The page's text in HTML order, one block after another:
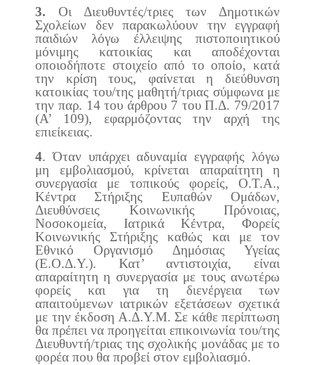
3. Οι Διευθυντές/τριες των Δημοτικών
Σχολείων δεν παρακωλύουν την εγγραφή
παιδιών λόγω έλλειψης πιστοποιητικού
μόνιμης κατοικίας και αποδέχονται
οποιοδήποτε στοιχείο από το οποίο, κατά
την κρίση τους, φαίνεται η διεύθυνση
κατοικίας του/της μαθητή/τριας σύμφωνα με
την παρ. 14 του άρθρου 7 του Π.Δ. 79/2017
(Α’ 109), εφαρμόζοντας την αρχή της
επιείκειας.
4. Όταν υπάρχει αδυναμία εγγραφής λόγω
μη εμβολιασμού, κρίνεται απαραίτητη η
συνεργασία με τοπικούς φορείς, Ο.Τ.Α.,
Κέντρα Στήριξης Ευπαθών Ομάδων,
Διευθύνσεις Κοινωνικής Πρόνοιας,
Νοσοκομεία, Ιατρικά Κέντρα, Φορείς
Κοινωνικής Στήριξης καθώς και με τον
Εθνικό Οργανισμό Δημόσιας Υγείας
(Ε.Ο.Δ.Υ.). Κατ’ αντιστοιχία, είναι
απαραίτητη η συνεργασία με τους ανωτέρω
φορείς και για τη διενέργεια των
απαιτούμενων ιατρικών εξετάσεων σχετικά
με την έκδοση Α.Δ.Υ.Μ. Σε κάθε περίπτωση
θα πρέπει να προηγείται επικοινωνία του/της
Διευθυντή/τριας της σχολικής μονάδας με το
φορέα που θα προβεί στον εμβολιασμό.